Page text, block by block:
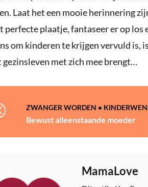
Laat het een mooie herinnering
perfecte plaatje, fantaseer er op los
om kinderen te krijgen vervuld is,
gezinsleven met zich mee brengt…
ZWANGER WORDEN •
Bewust alleenstaande moeder
MamaLove